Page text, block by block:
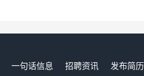
一句话信息 招聘资讯 发布简历